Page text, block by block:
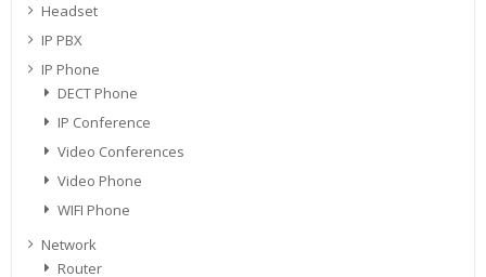
Headset
IP PBX
IP Phone
DECT Phone
IP Conference
Video Conferences
Video Phone
WIFI Phone
Network
Router